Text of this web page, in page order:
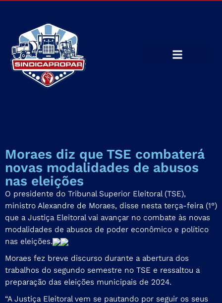
Moraes diz que TSE combaterá
novas modalidades de abusos
nas eleições
O presidente do Tribunal Superior Eleitoral (TSE),
ministro Alexandre de Moraes, disse nesta terça-feira (1°)
que a Justiça Eleitoral vai avançar no combate às novas
modalidades de abusos de poder econômico e político
nas eleições.
Moraes fez breve discurso durante a abertura dos
trabalhos do segundo semestre no TSE e ressaltou a
preparação das eleições municipais de 2024.
“A Justiça Eleitoral vem se pautando por seguir os seus